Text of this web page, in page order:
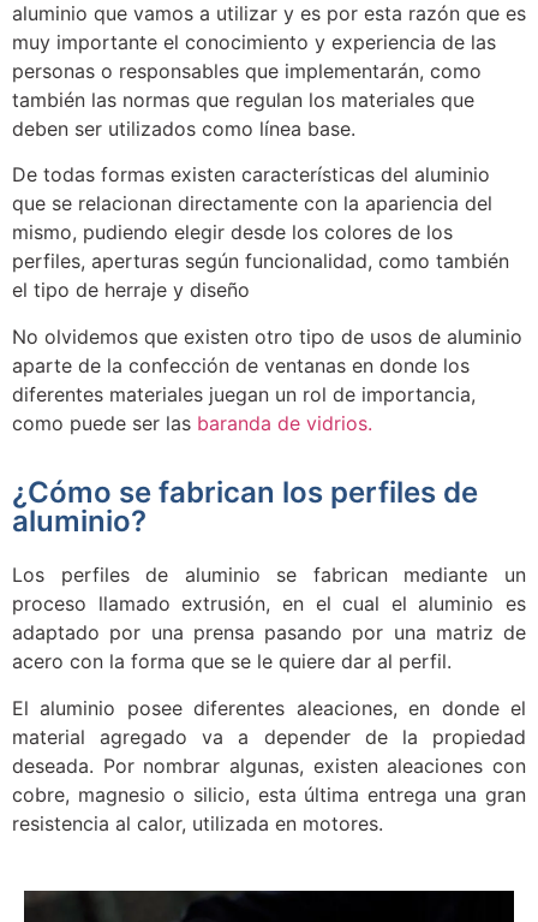
aluminio que vamos a utilizar y es por esta razón que es
muy importante el conocimiento y experiencia de las
personas o responsables que implementarán, como
también las normas que regulan los materiales que
deben ser utilizados como línea base.
De todas formas existen características del aluminio
que se relacionan directamente con la apariencia del
mismo, pudiendo elegir desde los colores de los
perfiles, aperturas según funcionalidad, como también
el tipo de herraje y diseño
No olvidemos que existen otro tipo de usos de aluminio
aparte de la confección de ventanas en donde los
diferentes materiales juegan un rol de importancia,
como puede ser las baranda de vidrios.
¿Cómo se fabrican los perfiles de
aluminio?
Los perfiles de aluminio se fabrican mediante un
proceso llamado extrusión, en el cual el aluminio es
adaptado por una prensa pasando por una matriz de
acero con la forma que se le quiere dar al perfil.
El aluminio posee diferentes aleaciones, en donde el
material agregado va a depender de la propiedad
deseada. Por nombrar algunas, existen aleaciones con
cobre, magnesio o silicio, esta última entrega una gran
resistencia al calor, utilizada en motores.